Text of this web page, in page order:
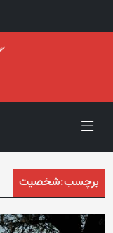
برچسب:شخصیت